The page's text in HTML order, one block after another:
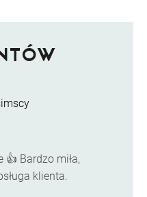
👍 Bardzo miła,
klienta.